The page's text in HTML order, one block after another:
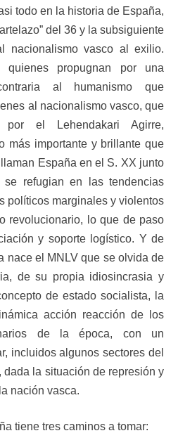
todo en la historia de España,
del 36 y la subsiguiente
nacionalismo vasco al exilio.
propugnan por una
al humanismo que
al nacionalismo vasco, que
el Lehendakari Agirre,
más importante y brillante que
España en el S. XX junto
refugian en las tendencias
políticos marginales y violentos
revolucionario, lo que de paso
y soporte logístico. Y de
nace el MNLV que se olvida de
de su propia idiosincrasia y
de estado socialista, la
acción reacción de los
de la época, con un
incluidos algunos sectores del
la situación de represión y
nación vasca.
tiene tres caminos a tomar: